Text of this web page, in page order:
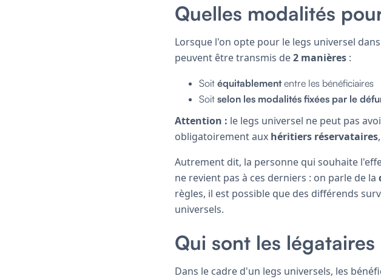
Quelles modalités
Lorsque l'on opte pour le legs universel
peuvent être transmis de2 manières :
Soit équitablemententre les bénéficiaires
Soit selon les modalités fixées par le
Attention : le legs universel ne peut pas
obligatoirement aux héritiers réservataires
Autrement dit, la personne qui souhaite
ne revient pas à ces derniers : on parle de la
règles, il est possible que des différends
universels.
Qui sont les légataires
Dans le cadre d'un legs universels, les